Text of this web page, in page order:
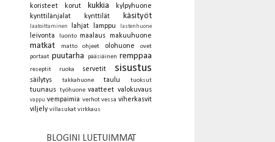
koristeet korut kukkia
kylpyhuone
kynttilänjalat
kynttilät käsityöt
laatoittaminen lahjat lamppu lastenhuone
leivonta luonto maalaus makuuhuone
matkat matto ohjeet olohuone
ovet
portaat puutarha pääsiäinen remppaa
reseptit ruoka servetit sisustus
säilytys takkahuone taulu tuoksut
tuunaus työhuone vaatteet valokuvaus
vappu vempaimia verhot vessa viherkasvit
viljely villasukatvirkkaus
BLOGINI LUETUIMMAT